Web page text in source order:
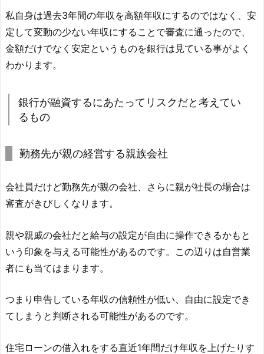
私自身は過去3年間の年収を高額年収にするのではなく、安
定して変動の少ない年収にすることで審査に通ったので、
金額だけでなく安定というものを銀行は見ている事がよく
わかります。
銀行が融資するにあたってリスクだと考えてい
るもの
勤務先が親の経営する親族会社
会社員だけど勤務先が親の会社、さらに親が社長の場合は
審査がきびしくなります。
親や親戚の会社だと給与の設定が自由に操作できるかもと
いう印象を与える可能性があるのです。この辺りは自営業
者にも当てはまります。
つまり申告している年収の信頼性が低い、自由に設定でき
てしまうと判断される可能性があるのです。
住宅ローンの借入れをする直近1年間だけ年収を上げたりす